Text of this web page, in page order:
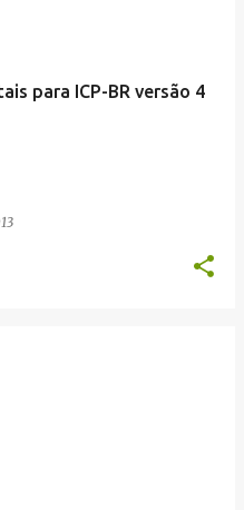
para ICP-BR versão 4